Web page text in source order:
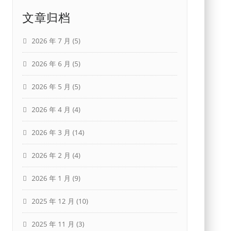
文章归档
2026 年 7 月 (5)
2026 年 6 月 (5)
2026 年 5 月 (5)
2026 年 4 月 (4)
2026 年 3 月 (14)
2026 年 2 月 (4)
2026 年 1 月 (9)
2025 年 12 月 (10)
2025 年 11 月 (3)